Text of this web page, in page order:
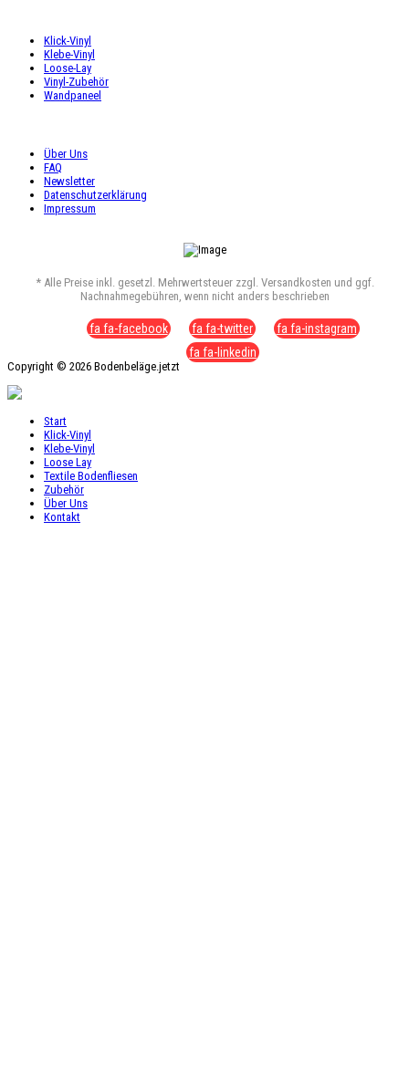
Klick-Vinyl
Klebe-Vinyl
Loose-Lay
Vinyl-Zubehör
Wandpaneel
Über Uns
FAQ
Newsletter
Datenschutzerklärung
Impressum
* Alle Preise inkl. gesetzl. Mehrwertsteuer zzgl. Versandkosten und ggf.
Nachnahmegebühren, wenn nicht anders beschrieben
fa fa-facebook fa fa-twitter
fa fa-instagram
fa fa-linkedin
Copyright © 2026 Bodenbeläge.jetzt
Start
Klick-Vinyl
Klebe-Vinyl
Loose Lay
Textile Bodenfliesen
Zubehör
Über Uns
Kontakt